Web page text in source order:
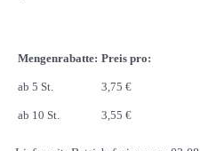
Mengenrabatte: Preis pro:
ab 5 St. 3,75 €
ab 10 St. 3,55 €